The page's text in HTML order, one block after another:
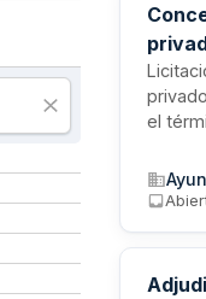
el
al